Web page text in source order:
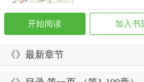
开始阅读 加入书
《》最新章节